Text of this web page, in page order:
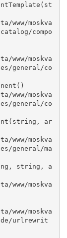
compo
general/co
general/co
ar
general/ma
string, a
urlrewrit